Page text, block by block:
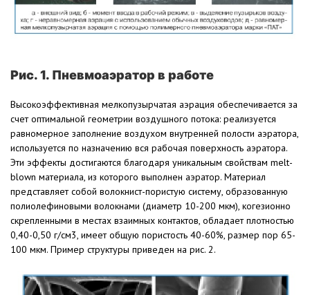
Рис. 1. Пневмоаэратор в работе
Высокоэффективная мелкопузырчатая аэрация обеспечивается за
счет оптимальной геометрии воздушного потока: реализуется
равномерное заполнение воздухом внутренней полости аэратора,
используется по назначению вся рабочая поверхность аэратора.
Эти эффекты достигаются благодаря уникальным свойствам melt-
blown материала, из которого выполнен аэратор. Материал
представляет собой волокнист-пористую систему, образованную
полиолефиновыми волокнами (диаметр 10-200 мкм), когезионно
скрепленными в местах взаимных контактов, обладает плотностью
0,40-0,50 г/см3, имеет общую пористость 40-60%, размер пор 65-
100 мкм. Пример структуры приведен на рис. 2.